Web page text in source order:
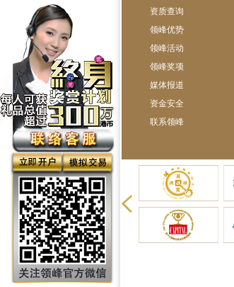
资质查询
领峰优势
领峰活动
领峰奖项
媒体报道
资金安全
联系领峰